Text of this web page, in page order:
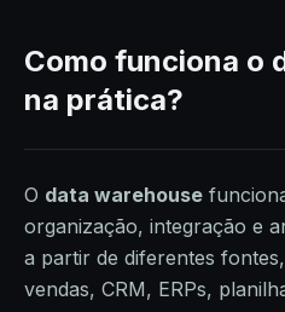
Como funciona o
na prática?
O data warehouse
organização, integração e
a partir de diferentes
vendas, CRM, ERPs,